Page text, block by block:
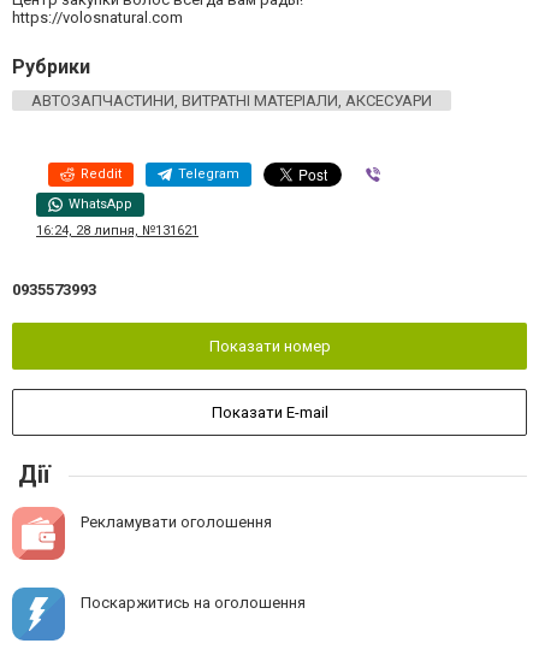
https://volosnatural.com
Рубрики
АВТОЗАПЧАСТИНИ, ВИТРАТНІ МАТЕРІАЛИ, АКСЕСУАРИ
Reddit Telegram
WhatsApp
16:24, 28 липня, №131621
0935573993
Показати номер
Показати E-mail
Дії
Рекламувати оголошення
Поскаржитись на оголошення